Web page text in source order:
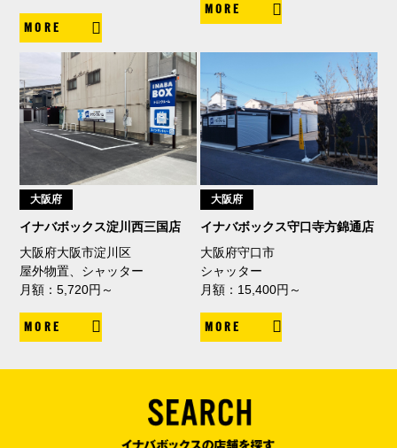
MORE
MORE
大阪府
イナバボックス淀川西三国店
大阪府大阪市淀川区
屋外物置、シャッター
月額：5,720円～
MORE
大阪府
イナバボックス守口寺方錦通店
大阪府守口市
シャッター
月額：15,400円～
MORE